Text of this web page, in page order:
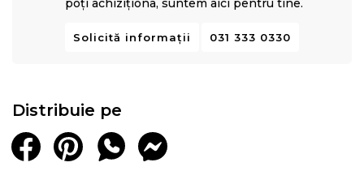
Solicită informații 031 333 0330
Distribuie pe